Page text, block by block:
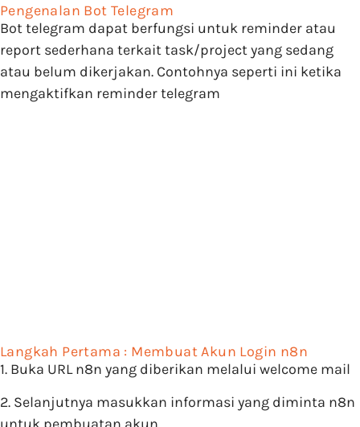
Pengenalan Bot Telegram
Bot telegram dapat berfungsi untuk reminder atau
report sederhana terkait task/project yang sedang
atau belum dikerjakan. Contohnya seperti ini ketika
mengaktifkan reminder telegram
Langkah Pertama : Membuat Akun Login n8n
1. Buka URL n8n yang diberikan melalui welcome mail
2. Selanjutnya masukkan informasi yang diminta n8n